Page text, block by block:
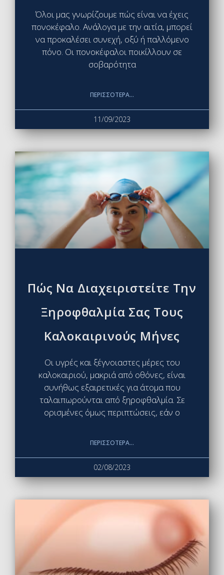
Όλοι μας γνωρίζουμε πώς είναι να έχεις
πονοκέφαλο. Ανάλογα με την αιτία, μπορεί
να προκαλέσει συνεχή, οξύ ή παλλόμενο
πόνο. Οι πονοκέφαλοι ποικίλλουν σε
σοβαρότητα
ΠΕΡΙΣΣΌΤΕΡΑ...
11/09/2023
Πώς Να Διαχειριστείτε Την
Ξηροφθαλμία Σας Τους
Καλοκαιρινούς Μήνες
Οι υγρές και ξέγνοιαστες μέρες του
καλοκαιριού, μακριά από οθόνες, είναι
συνήθως εξαιρετικές για άτομα που
ταλαιπωρούνται από ξηροφθαλμία. Σε
ορισμένες όμως περιπτώσεις, εάν ο
ΠΕΡΙΣΣΌΤΕΡΑ...
02/08/2023